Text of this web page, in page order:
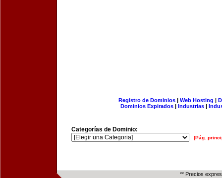
Registro de Dominios| Web Hosting |
Dominios Expirados | Industrias |
Categorías de Dominio:
[Pág.
** Precios